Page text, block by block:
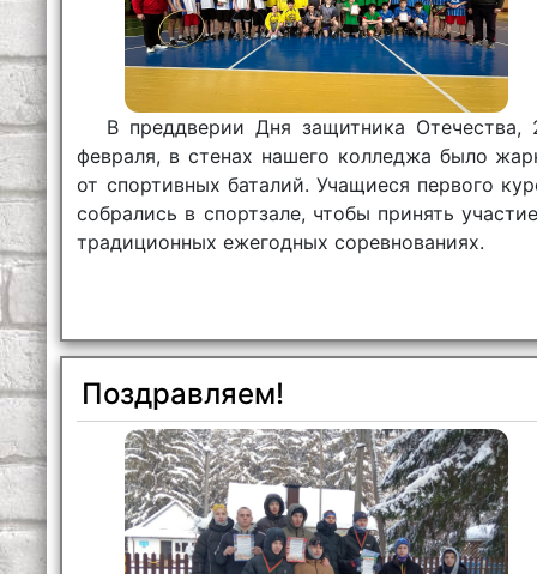
В преддверии Дня защитника Отечества,
февраля, в стенах нашего колледжа было
от спортивных баталий. Учащиеся первого
собрались в спортзале, чтобы принять
традиционных ежегодных соревнованиях.
Поздравляем!